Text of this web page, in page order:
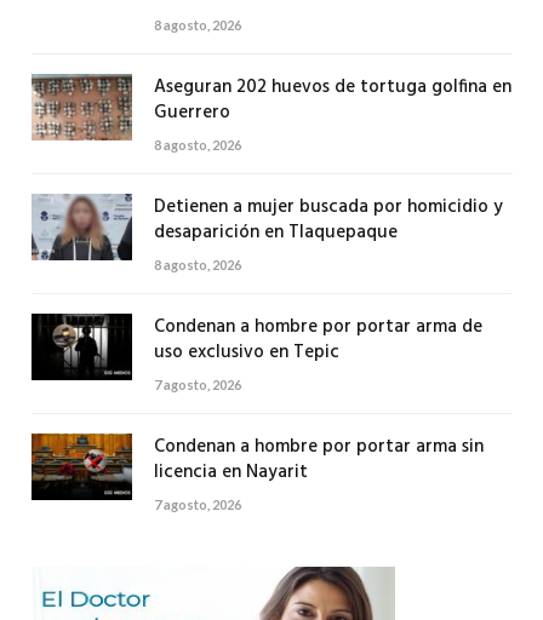
8 agosto, 2026
Aseguran 202 huevos de tortuga golfina en
Guerrero
8 agosto, 2026
Detienen a mujer buscada por homicidio y
desaparición en Tlaquepaque
8 agosto, 2026
Condenan a hombre por portar arma de
uso exclusivo en Tepic
7 agosto, 2026
Condenan a hombre por portar arma sin
licencia en Nayarit
7 agosto, 2026